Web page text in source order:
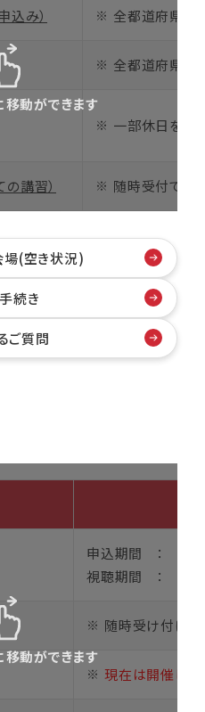
込み） 全都道府県72
全都道府県72
一部休日を除
講習） 随時受付てお
移動ができます
場(空き状況)
続き
ご質問
申込期間 ： 2026
視聴期間 ： 2026
随時受け付けて
現在は開催して
移動ができます